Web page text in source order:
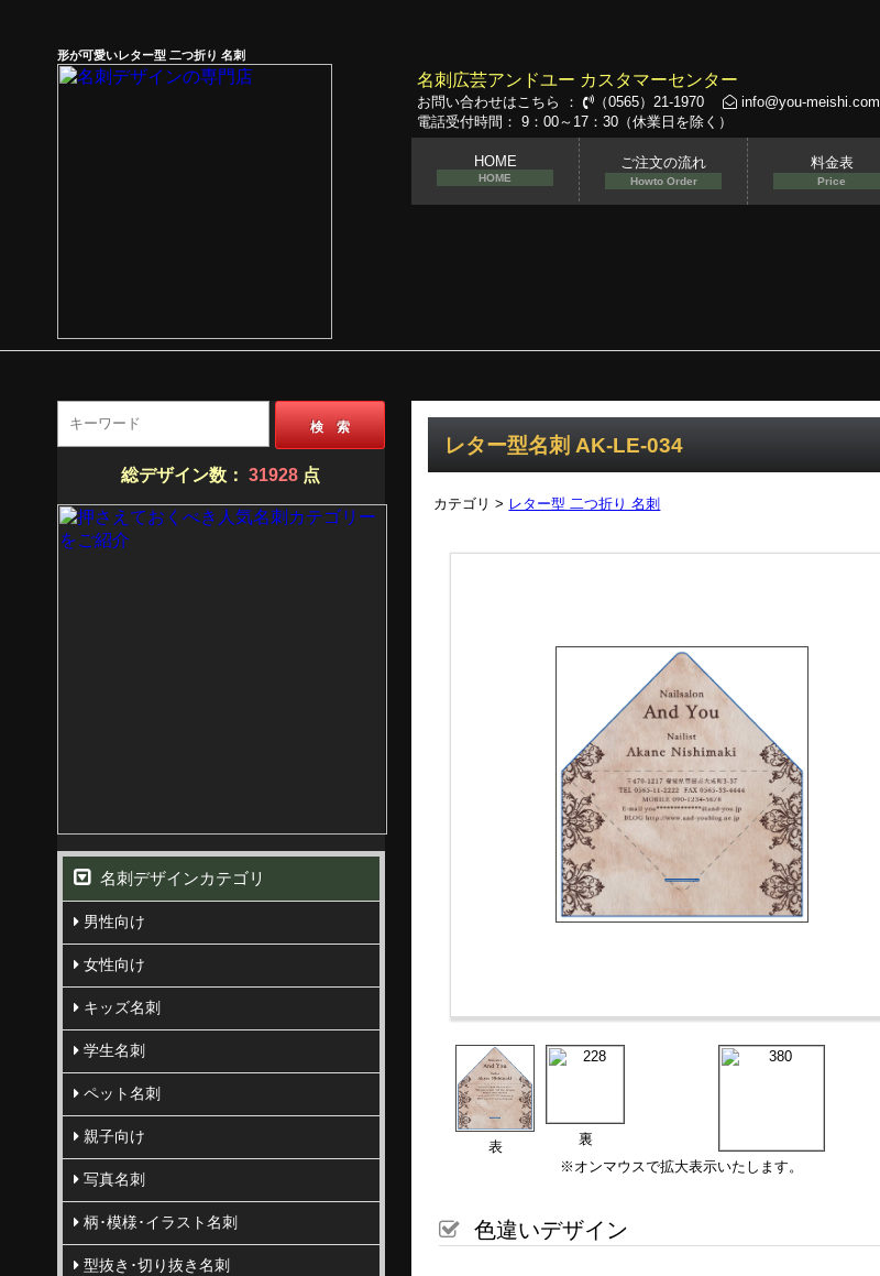
形が可愛いレター型 二つ折り 名刺
名刺広芸アンドユー カスタマーセンター
お問い合わせはこちら ： （0565）21-1970
info@you-meishi.com
電話受付時間： 9：00～17：30（休業日を除く）
HOME
HOME
ご注文の流れ
Howto Order
料金表
Price
レター型名刺 AK-LE-034
カテゴリ > レター型 二つ折り 名刺
表
裏
※オンマウスで拡大表示いたします。
色違いデザイン
検 索
総デザイン数：31928 点
名刺デザインカテゴリ
男性向け
女性向け
キッズ名刺
学生名刺
ペット名刺
親子向け
写真名刺
柄･模様･イラスト名刺
型抜き･切り抜き名刺